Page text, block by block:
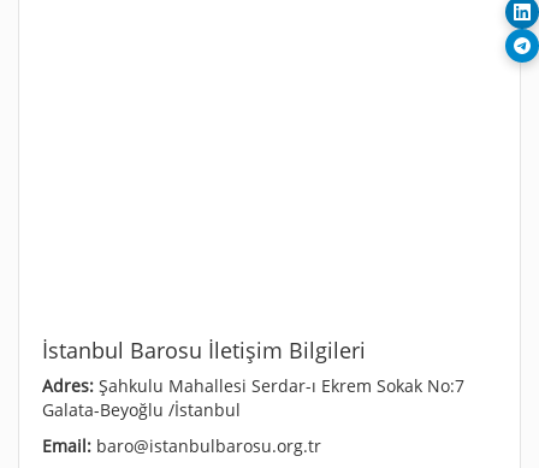
İstanbul Barosu İletişim Bilgileri
Adres: Şahkulu Mahallesi Serdar-ı Ekrem Sokak No:7
Galata-Beyoğlu /İstanbul
Email: baro@istanbulbarosu.org.tr